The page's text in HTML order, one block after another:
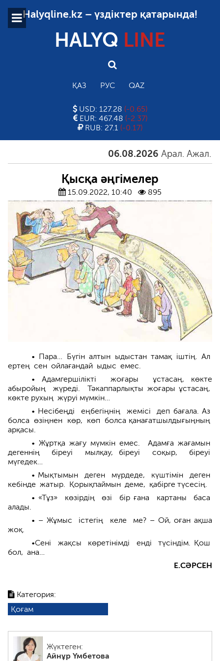
Halyqline.kz – үздіктер қатарында!
HALYQ LINE
ҚАЗ РУС QAZ
USD: 127.28 (-0.65)
EUR: 467.48 (-2.37)
RUB: 27.1 (-0.17)
06.08.2026 Арал. Ажал.
Категория:
Қоғам
Жүктеген:
Айнұр Үмбетова
Қысқа әңгімелер
15.09.2022, 10:40 895
• Пара… Бүгін алтын ыдыстан тамақ іштің. Ал
ертең сен ойлағандай ыдыс емес.
• Адамгершілікті жоғары ұстасаң, көкте
абыройың жүреді. Тәкаппарлықты жоғары ұстасаң,
көкте рухың жүруі мүмкін…
• Несібеңді еңбегіңнің жемісі деп бағала. Аз
болса өзіңнен көр, көп болса қанағатшылдығыңның
арқасы.
• Жұртқа жағу мүмкін емес. Адамға жағамын
дегеннің біреуі мылқау, біреуі соқыр, біреуі
мүгедек…
• Мықтымын деген мүрдеде, күштімін деген
кебінде жатыр. Қорықпаймын деме, қабірге түсесің.
• «Тұз» көзірдің өзі бір ғана картаны баса
алады.
• – Жұмыс істегің келе ме? – Ой, оған ақша
жоқ.
•Сені жақсы көретінімді енді түсіндім. Қош
бол, ана…
Е.СӘРСЕН